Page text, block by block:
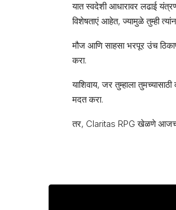
यात स्वदेशी आधारावर लढाई
विशेषताएं आहेत, ज्यामुळे तुम्ही
मौज आणि साहसा भरपूर उंच
करा.
याशिवाय, जर तुम्हाला
मदत करा.
तर, Claritas RPG खेळणे आजच